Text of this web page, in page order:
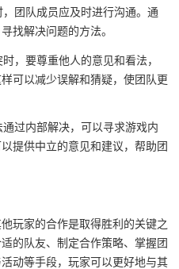
团队成员应及时进行沟通。通
找解决问题的方法。
，要尊重他人的意见和看法，
可以减少误解和猜疑，使团队更
过内部解决，可以寻求游戏内
提供中立的意见和建议，帮助团
玩家的合作是取得胜利的关键之
的队友、制定合作策略、掌握团
动等手段，玩家可以更好地与其